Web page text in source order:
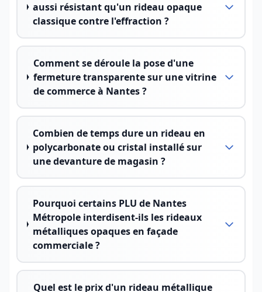
aussi résistant qu'un rideau opaque
classique contre l'effraction ?
Comment se déroule la pose d'une
fermeture transparente sur une vitrine
de commerce à Nantes ?
Combien de temps dure un rideau en
polycarbonate ou cristal installé sur
une devanture de magasin ?
Pourquoi certains PLU de Nantes
Métropole interdisent-ils les rideaux
métalliques opaques en façade
commerciale ?
Quel est le prix d'un rideau métallique